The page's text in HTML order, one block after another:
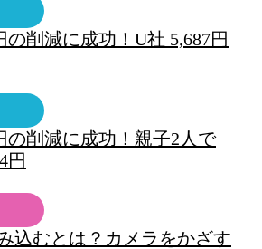
の削減に成功！U社 5,687円
の削減に成功！親子2人で
円
込むとは？カメラをかざす